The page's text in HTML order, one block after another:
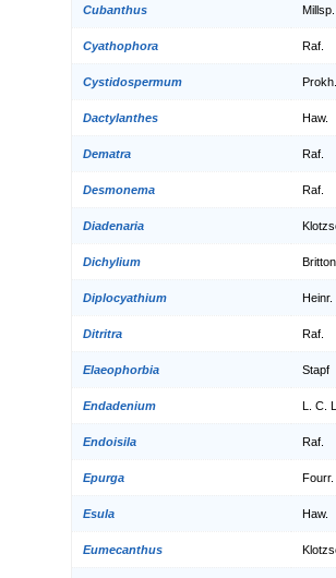
Cubanthus Millsp.
Cyathophora Raf.
Cystidospermum Prokh.
Dactylanthes Haw.
Dematra Raf.
Desmonema Raf.
Diadenaria
Dichylium Britton
Diplocyathium
Ditritra Raf.
Elaeophorbia Stapf
Endadenium L. C.
Endoisila Raf.
Epurga Fourr.
Esula Haw.
Eumecanthus